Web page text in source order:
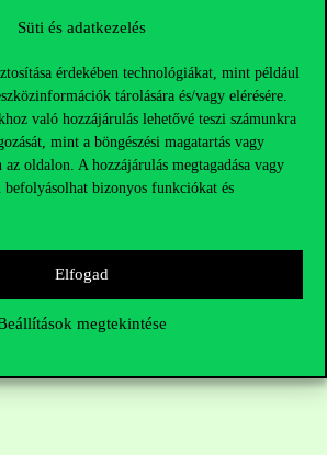
Süti és adatkezelés
érdekében technológiákat, mint például
tárolására és/vagy elérésére.
való hozzájárulás lehetővé teszi számunkra
mint a böngészési magatartás vagy
az oldalon. A hozzájárulás megtagadása vagy
befolyásolhat bizonyos funkciókat és
Elfogad
megtekintése
5000
kapcsolatban?